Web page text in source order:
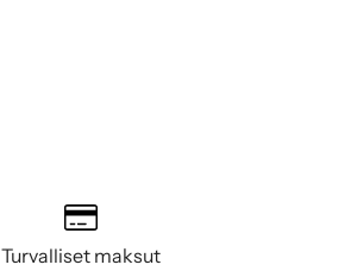
Turvalliset maksut